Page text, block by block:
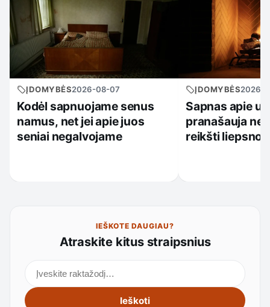
ĮDOMYBĖS2026-08-07
Kodėl sapnuojame senus
namus, net jei apie juos
seniai negalvojame
ĮDOMYBĖS2026-
Sapnas apie
pranašauja
reikšti
IEŠKOTE DAUGIAU?
Atraskite kitus straipsnius
Ieškoti